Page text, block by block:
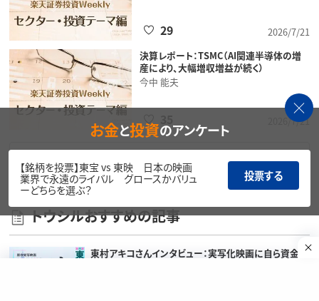
2026/7/21
29
決算レポート：TSMC（AI関連半導体の増
産により、大幅増収増益が続く）
今中 能夫
2026/7/21
トウシルおすすめの記事
東村アキコさんインタビュー：実写化映画に自ら資金を
お金と投資のアンケート
【銘柄を投票】東宝 vs 東映 日本の映画
業界で永遠のライバル グロースかバリュ
ーどちらを選ぶ？
投票する